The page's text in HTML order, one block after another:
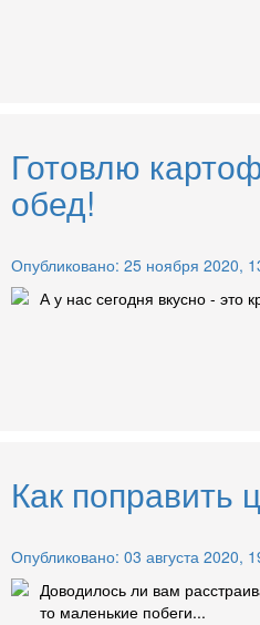
Готовлю
обед!
Опубликовано: 25 ноября 2020,
А у нас сегодня вкусно - это
Как поправить
Опубликовано: 03 августа 2020,
Доводилось ли вам
то маленькие побеги...